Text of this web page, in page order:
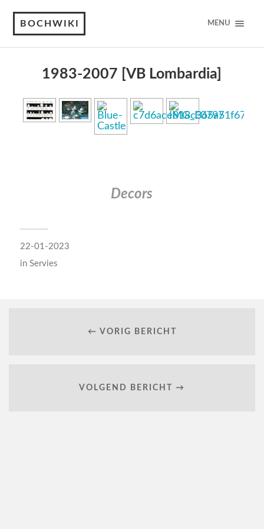
BOCHWIKI MENU
1983-2007 [VB Lombardia]
Decors
22-01-2023
in Servies
← VORIG BERICHT
VOLGEND BERICHT →